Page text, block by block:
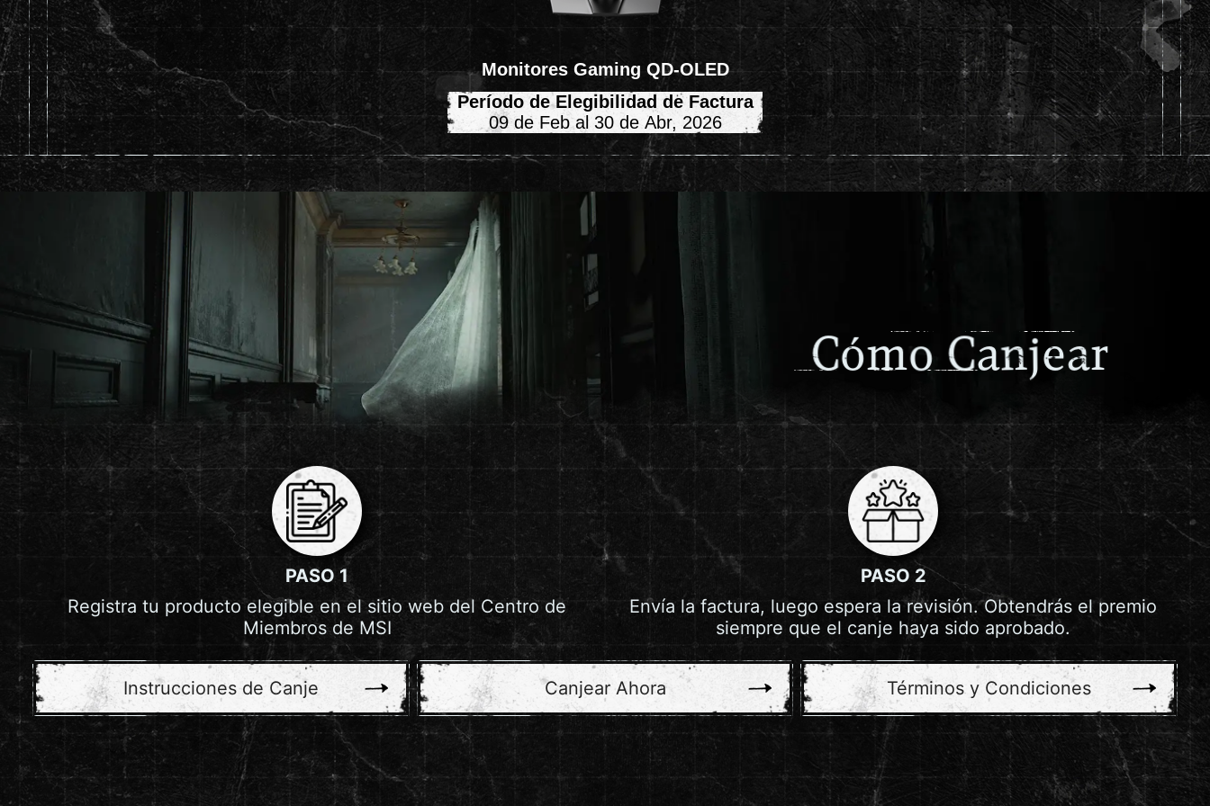
Monitores Gaming QD-OLED
Período de Elegibilidad de Factura
09 de Feb al 30 de Abr, 2026
Cómo Canjear
PASO 1
Registra tu producto elegible en el sitio web del Centro de
Miembros de MSI
PASO 2
Envía la factura, luego espera la revisión. Obtendrás el premio
siempre que el canje haya sido aprobado.
Instrucciones de Canje Canjear Ahora Términos y Condiciones